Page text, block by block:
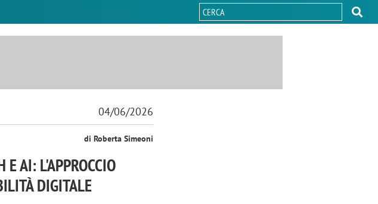
04/06/2026
di Roberta Simeoni
E AI: L'APPROCCIO
DIGITALE